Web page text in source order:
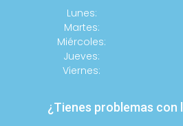
Lunes:
Martes:
Miércoles:
Jueves:
Viernes:
¿Tienes problemas con